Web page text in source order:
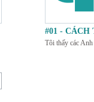
#01 - CÁCH
Tôi thấy các